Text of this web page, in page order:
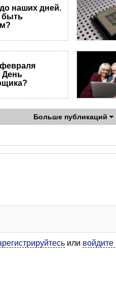
наших дней.
быть
День
Больше публикаций
или войдите